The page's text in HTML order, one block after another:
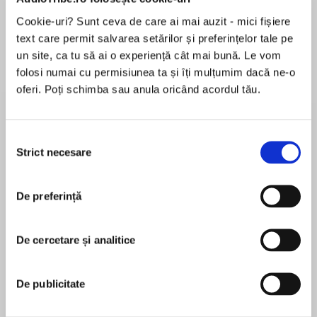
Cookie-uri? Sunt ceva de care ai mai auzit - mici fișiere
text care permit salvarea setărilor și preferințelor tale pe
un site, ca tu să ai o experiență cât mai bună. Le vom
folosi numai cu permisiunea ta și îți mulțumim dacă ne-o
oferi. Poți schimba sau anula oricând acordul tău.
consimțământului
Strict necesare
De preferință
De cercetare și analitice
De publicitate
de...
Dani Francis
la...
Lauren Weisberger
Desprecarte
series about three best friends whose plans,
missions, and schemes are sure to shake up
temperature is dropping fast, and Rosie, Molly,
and Simon are determined to come up with a
walk to school.
MAI MULT
Early in his career Tom worked in politics, including